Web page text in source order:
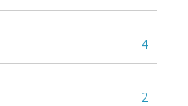
4
2